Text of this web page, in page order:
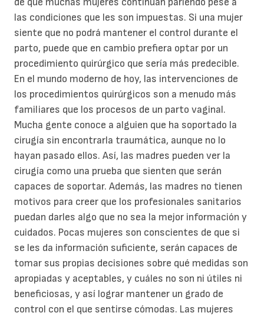
las condiciones que les son impuestas. Si una mujer
siente que no podrá mantener el control durante el
parto, puede que en cambio prefiera optar por un
procedimiento quirúrgico que sería más predecible.
En el mundo moderno de hoy, las intervenciones de
los procedimientos quirúrgicos son a menudo más
familiares que los procesos de un parto vaginal.
Mucha gente conoce a alguien que ha soportado la
cirugía sin encontrarla traumática, aunque no lo
hayan pasado ellos. Así, las madres pueden ver la
cirugía como una prueba que sienten que serán
capaces de soportar. Además, las madres no tienen
motivos para creer que los profesionales sanitarios
puedan darles algo que no sea la mejor información y
cuidados. Pocas mujeres son conscientes de que si
se les da información suficiente, serán capaces de
tomar sus propias decisiones sobre qué medidas son
apropiadas y aceptables, y cuáles no son ni útiles ni
beneficiosas, y así lograr mantener un grado de
control con el que sentirse cómodas. Las mujeres